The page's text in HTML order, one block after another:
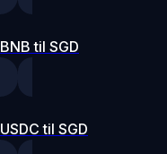
BNB til SGD
USDC til SGD